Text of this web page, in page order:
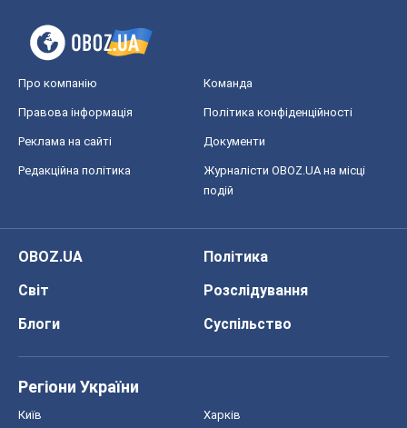
Про компанію Команда
Правова інформація Політика конфіденційності
Реклама на сайті Документи
Редакційна політика
Журналісти OBOZ.UA на місці
подій
OBOZ.UA
Політика
Світ
Розслідування
Блоги
Суспільство
Регіони України
Київ Харків